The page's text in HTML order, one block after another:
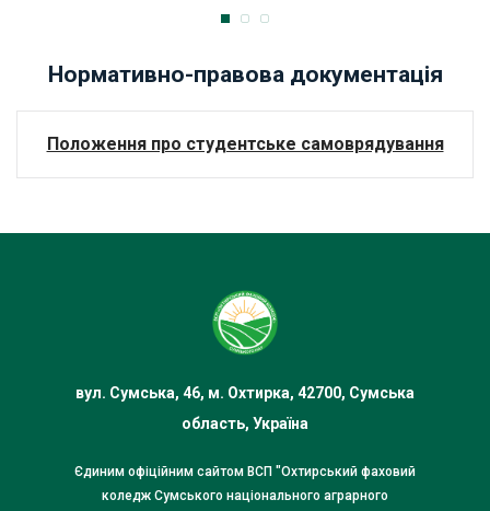
Нормативно-правова документація
Положення про студентське самоврядування
вул. Сумська, 46, м. Охтирка, 42700, Сумська
область, Україна
Єдиним офіційним сайтом ВСП "Охтирський фаховий
коледж Сумського національного аграрного